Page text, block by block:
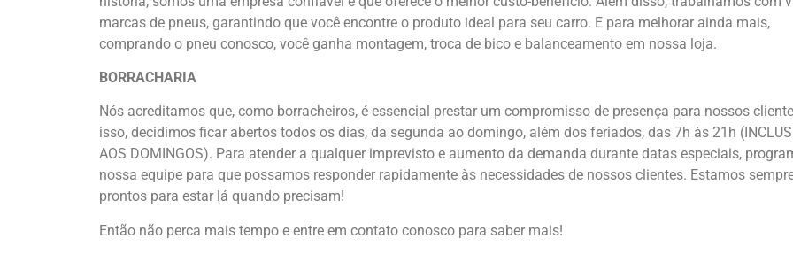
marcas de pneus, garantindo que você encontre o produto ideal para seu carro. E para melhorar ainda mais,
comprando o pneu conosco, você ganha montagem, troca de bico e balanceamento em nossa loja.
BORRACHARIA
Nós acreditamos que, como borracheiros, é essencial prestar um compromisso de presença para nossos
isso, decidimos ficar abertos todos os dias, da segunda ao domingo, além dos feriados, das 7h às 21h
AOS DOMINGOS). Para atender a qualquer imprevisto e aumento da demanda durante datas especiais,
nossa equipe para que possamos responder rapidamente às necessidades de nossos clientes. Estamos
prontos para estar lá quando precisam!
Então não perca mais tempo e entre em contato conosco para saber mais!